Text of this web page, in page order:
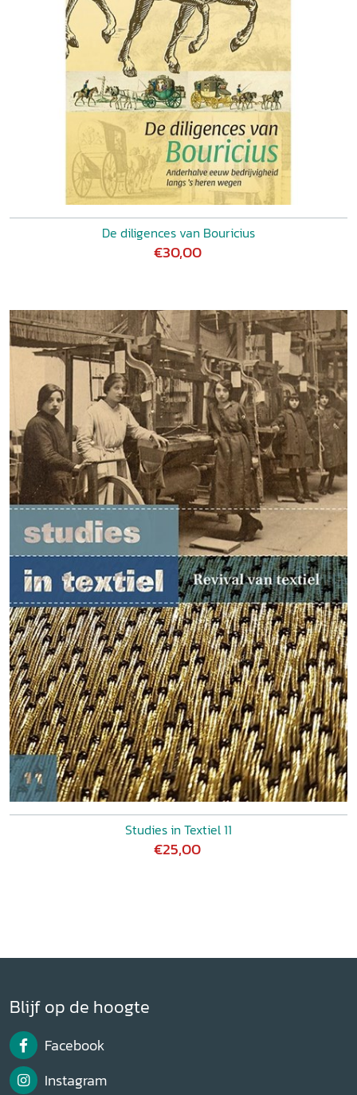
De diligences van Bouricius
€30,00
Studies in Textiel 11
€25,00
Blijf op de hoogte
Facebook
Instagram